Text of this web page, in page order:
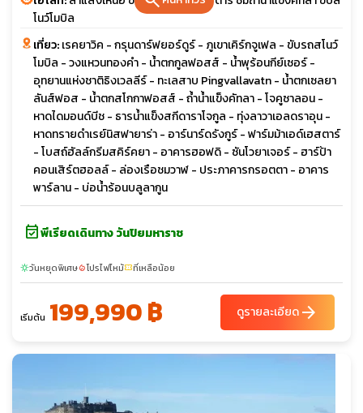
โนว์โมบิล
เที่ยว:เรคยาวิค - กรุนดาร์ฟยอร์ดูร์ - ภูเขาเคิร์กจูเฟล - ขับรถสโนว์
โมบิล - วงแหวนทองคำ - น้ำตกกูลฟอสส์ - น้ำพุร้อนกีย์เซอร์ -
อุทยานแห่งชาติธิงเวลลีร์ - ทะเลสาบ Pingvallavatn - น้ำตกเซลยา
ลันส์ฟอส - น้ำตกสโกกาฟอสส์ - ถ้ำน้ำแข็งคัทลา - โจคูซาลอน -
หาดไดมอนด์บีช - ธารน้ำแข็งสกีดาราโจกูล - ทุ่งลาวาเอลดราอุน -
หาดทรายดำเรย์นิสฟายาร่า - อาร์นาร์ดรังกูร์ - ฟาร์มม้าเอด์เฮสตาร์
- โบสถ์ฮัลล์กรีมสคิร์คยา - อาคารฮอฟดิ - ซันโวยาเจอร์ - ฮาร์ป้า
คอนเสิร์ตฮอลล์ - ล่องเรือชมวาฬ - ประภาคารกรอตตา - อาคาร
พาร์ลาน - บ่อน้ำร้อนบลูลากูน
event_availableพีเรียดเดินทาง วันปิยมหาราช
sunnyวันหยุดพิเศษlocal_fire_departmentโปรไฟไหม้confirmation_numberที่เหลือน้อย
เริ่มต้น 199,990 ฿ ดูรายละเอียดarrow_forward